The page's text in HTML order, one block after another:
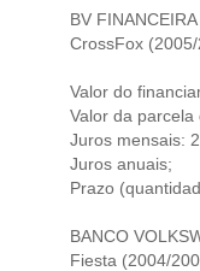
BV FINANCEIRA
CrossFox
Valor do
Valor da
Juros mensais:
Juros anuais;
Prazo
BANCO
Fiesta (2004/